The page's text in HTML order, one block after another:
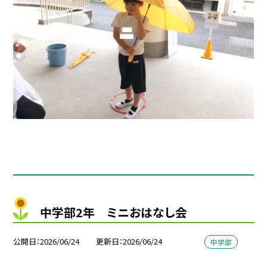
中学部2年 ミニおはなし会
公開日 2026/06/24 更新日 2026/06/24 中学部